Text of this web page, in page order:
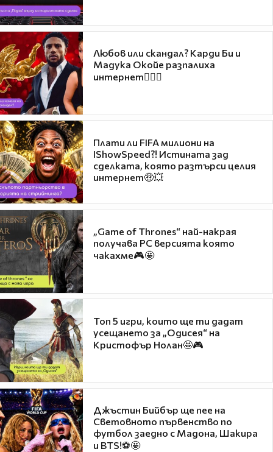
Любов или скандал? Карди Би и
Мадука Окойе разпалиха
интернет❤️‍🔥🔥
Плати ли FIFA милиони на
IShowSpeed?! Истината зад
сделката, която разтърси целия
интернет🤑💥
„Game of Thrones“ най-накрая
получава PC версията която
чакахме🎮🤩
Топ 5 игри, които ще ти дадат
усещането за „Одисея“ на
Кристофър Нолан🤩🎮
Джъстин Бийбър ще пее на
Световното първенство по
футбол заедно с Мадона, Шакира
и BTS!⚽🤩